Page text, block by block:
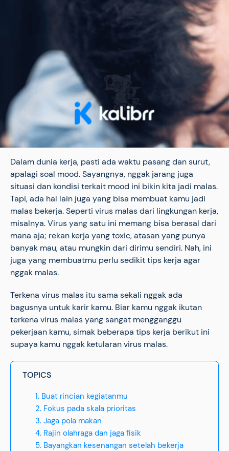
Dalam dunia kerja, pasti ada waktu pasang dan surut,
apalagi soal mood. Sayangnya, nggak jarang juga
situasi dan kondisi terkait mood ini bikin kita jadi malas.
Tapi, ada hal lain juga yang bisa membuat kamu jadi
malas bekerja. Seperti virus malas dari lingkungan kerja,
misalnya. Virus yang satu ini memang bisa berasal dari
mana aja; rekan kerja yang toxic, atasan yang punya
banyak mau, atau mungkin dari dirimu sendiri. Nah, ini
juga yang membuatmu perlu sedikit tips kerja agar
nggak malas.
Terkena virus malas itu sama sekali nggak ada
bagusnya untuk karir kamu. Biar kamu nggak ikutan
terkena virus malas yang sangat mengganggu
pekerjaan kamu, simak beberapa tips kerja berikut ini
supaya kamu nggak ketularan virus malas.
TOPICS
1. Buat rincian kegiatanmu
2. Fokus pada skala prioritas
3. Jaga pola makan
4. Rajin olahraga dan jaga fisik
5. Bayangkan kesenangan setelah bekerja